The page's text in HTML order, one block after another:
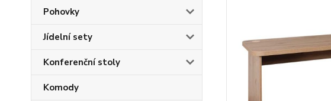
Pohovky
Jídelní sety
Konferenční stoly
Komody